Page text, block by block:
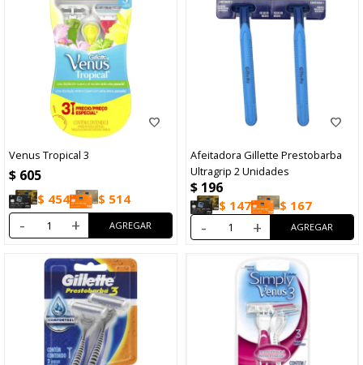
Venus Tropical 3
$ 605
$ 454 $ 514
- +
Afeitadora Gillette Prestobarba
Ultragrip 2 Unidades
$ 196
$ 147 $ 167
- +